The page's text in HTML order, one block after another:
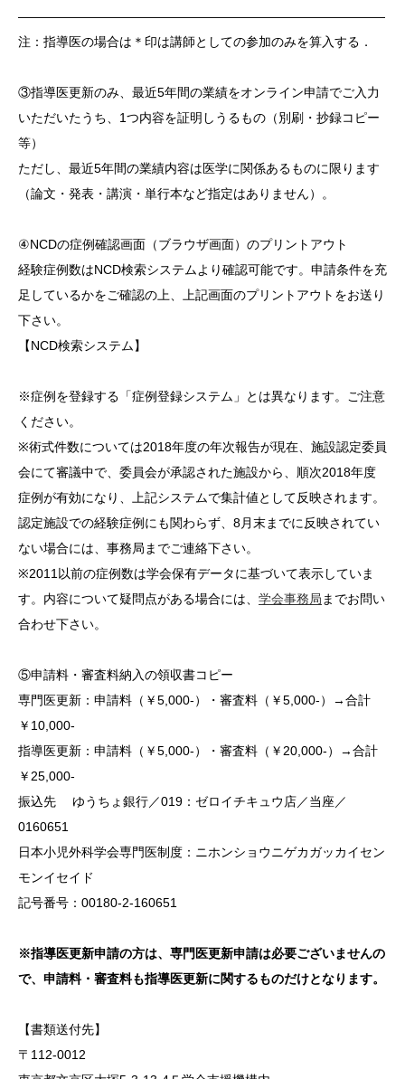
―――――――――――――――――――――――――――――
注：指導医の場合は＊印は講師としての参加のみを算入する．
③指導医更新のみ、最近5年間の業績をオンライン申請でご入力
いただいたうち、1つ内容を証明しうるもの（別刷・抄録コピー
等）
ただし、最近5年間の業績内容は医学に関係あるものに限ります
（論文・発表・講演・単行本など指定はありません）。
④NCDの症例確認画面（ブラウザ画面）のプリントアウト
経験症例数はNCD検索システムより確認可能です。申請条件を充
足しているかをご確認の上、上記画面のプリントアウトをお送り
下さい。
【NCD検索システム】
※症例を登録する「症例登録システム」とは異なります。ご注意
ください。
※術式件数については2018年度の年次報告が現在、施設認定委員
会にて審議中で、委員会が承認された施設から、順次2018年度
症例が有効になり、上記システムで集計値として反映されます。
認定施設での経験症例にも関わらず、8月末までに反映されてい
ない場合には、事務局までご連絡下さい。
※2011以前の症例数は学会保有データに基づいて表示していま
す。内容について疑問点がある場合には、 学会事務局 までお問い
合わせ下さい。
⑤申請料・審査料納入の領収書コピー
専門医更新：申請料（￥5,000-）・審査料（￥5,000-）→合計
￥10,000-
指導医更新：申請料（￥5,000-）・審査料（￥20,000-）→合計
￥25,000-
振込先 ゆうちょ銀行／019：ゼロイチキュウ店／当座／
0160651
日本小児外科学会専門医制度：ニホンショウニゲカガッカイセン
モンイセイド
記号番号：00180-2-160651
※指導医更新申請の方は、専門医更新申請は必要ございませんの
で、申請料・審査料も指導医更新に関するものだけとなります。
【書類送付先】
〒112-0012